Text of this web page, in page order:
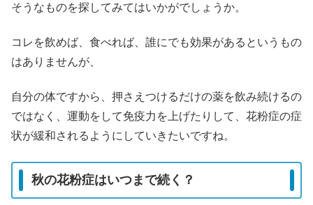
そうなものを探してみてはいかがでしょうか。
コレを飲めば、食べれば、誰にでも効果があるというもの
はありませんが、
自分の体ですから、押さえつけるだけの薬を飲み続けるの
ではなく、運動をして免疫力を上げたりして、花粉症の症
状が緩和されるようにしていきたいですね。
秋の花粉症はいつまで続く？